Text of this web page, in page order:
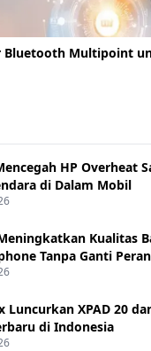
Bluetooth Multipoint
HP Overheat
di Dalam Mobil
Kualitas
Tanpa Ganti
Luncurkan XPAD 20
di Indonesia